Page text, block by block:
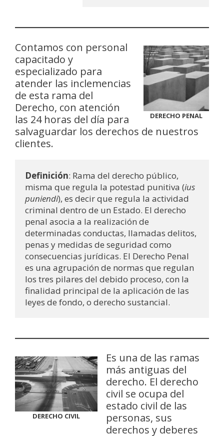
DERECHO PENAL
Contamos con personal
capacitado y
especializado para
atender las inclemencias
de esta rama del
Derecho, con atención
las 24 horas del día para
salvaguardar los derechos de nuestros
clientes.
Definición: Rama del derecho público,
misma que regula la potestad punitiva (ius
puniendi), es decir que regula la actividad
criminal dentro de un Estado. El derecho
penal asocia a la realización de
determinadas conductas, llamadas delitos,
penas y medidas de seguridad como
consecuencias jurídicas. El Derecho Penal
es una agrupación de normas que regulan
los tres pilares del debido proceso, con la
finalidad principal de la aplicación de las
leyes de fondo, o derecho sustancial.
DERECHO CIVIL
Es una de las ramas
más antiguas del
derecho. El derecho
civil se ocupa del
estado civil de las
personas, sus
derechos y deberes